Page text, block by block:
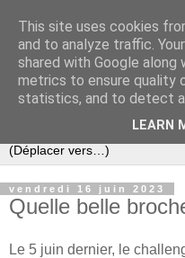
vendredi 16 juin 2023
Quelle belle
Le 5 juin dernier, le
This site uses cookies
and to analyze traffic.
shared with Google
metrics to ensure quality
statistics, and to detect
LEARN